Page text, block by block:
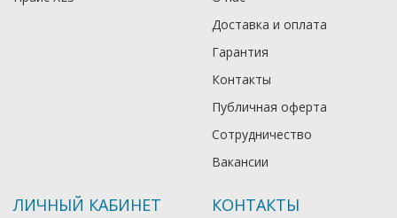
Доставка и оплата
Гарантия
Контакты
Публичная оферта
Сотрудничество
Вакансии
ЛИЧНЫЙ КАБИНЕТ КОНТАКТЫ